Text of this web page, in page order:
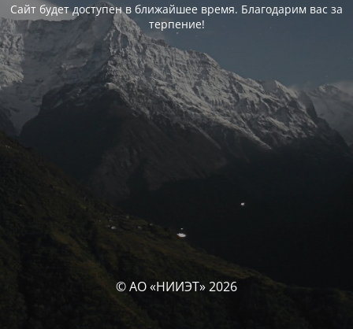
Сайт будет доступен в ближайшее время. Благодарим вас за
терпение!
© АО «НИИЭТ» 2026